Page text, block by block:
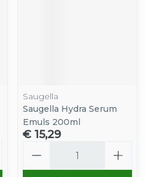
Saugella
Saugella Hydra Serum
Emuls 200ml
€ 15,29